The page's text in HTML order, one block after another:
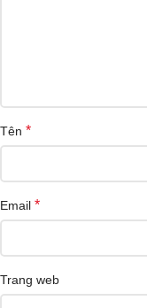
Tên *
Email *
Trang web